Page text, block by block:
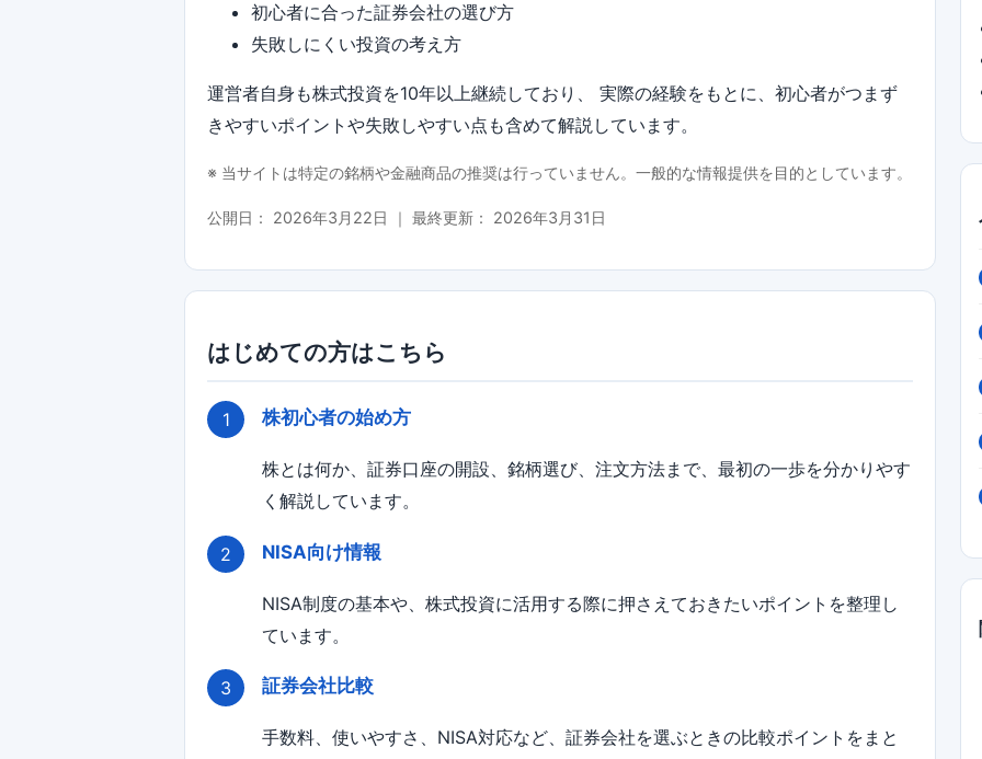
初心者に合った証券会社の選び方
失敗しにくい投資の考え方
運営者自身も株式投資を10年以上継続しており、 実際の経験をもとに、初心者がつまず
きやすいポイントや失敗しやすい点も含めて解説しています。
※ 当サイトは特定の銘柄や金融商品の推奨は行っていません。一般的な情報提供を目的としています。
公開日： 2026年3月22日 ｜ 最終更新： 2026年3月31日
はじめての方はこちら
株初心者の始め方
株とは何か、証券口座の開設、銘柄選び、注文方法まで、最初の一歩を分かりやす
く解説しています。
NISA向け情報
NISA制度の基本や、株式投資に活用する際に押さえておきたいポイントを整理し
ています。
証券会社比較
手数料、使いやすさ、NISA対応など、証券会社を選ぶときの比較ポイントをまと